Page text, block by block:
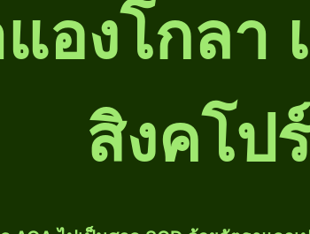
องโกลา
สิงคโปร์